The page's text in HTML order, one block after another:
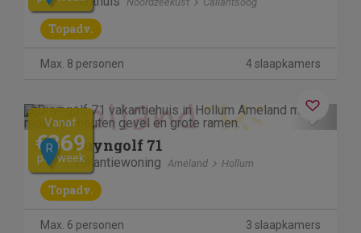
Topadv.
Max. 8 personen 4 slaapkamers
Previous Next
Vanaf
€869
per week
R Duyngolf 71
Vakantiewoning Ameland Hollum
Topadv.
Max. 6 personen 3 slaapkamers